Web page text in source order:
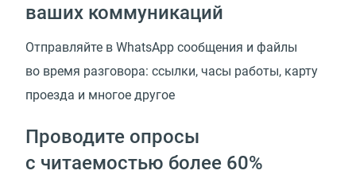
ваших коммуникаций
Отправляйте в WhatsApp сообщения и файлы
во время разговора: ссылки, часы работы, карту
проезда и многое другое
Проводите опросы
с читаемостью более 60%